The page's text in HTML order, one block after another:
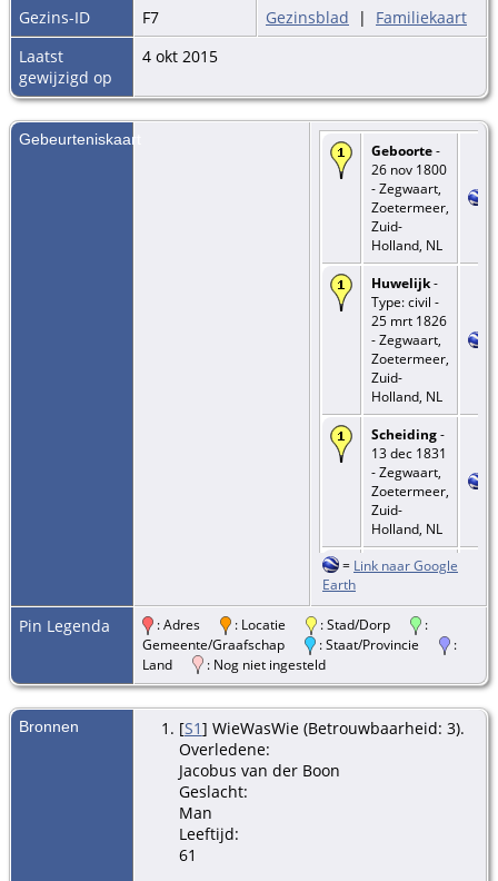
Gezins-ID F7 Gezinsblad | Familiekaart
Laatst
gewijzigd op
4 okt 2015
Gebeurteniskaart
Geboorte-
26 nov 1800
- Zegwaart,
Zoetermeer,
Zuid-
Holland, NL
Huwelijk-
Type: civil -
25 mrt 1826
- Zegwaart,
Zoetermeer,
Zuid-
Holland, NL
Scheiding-
13 dec 1831
- Zegwaart,
Zoetermeer,
Zuid-
Holland, NL
Huwelijk-
22 mei 1835
- Zegwaart,
Zoetermeer,
Holland, NL
Huwelijk -
Type: civil -
= Link naar Google
Earth
Pin Legenda : Adres : Locatie : Stad/Dorp
:
Gemeente/Graafschap
: Staat/Provincie
:
Land
: Nog niet ingesteld
Bronnen [S1] WieWasWie (Betrouwbaarheid: 3).
Overledene:
Jacobus van der Boon
Geslacht:
Man
Leeftijd:
61